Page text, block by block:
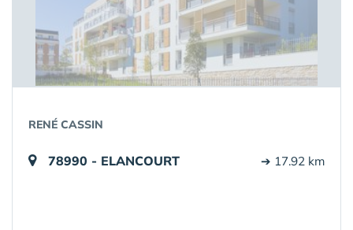
RENÉ CASSIN
78990 - ELANCOURT ➔ 17.92 km